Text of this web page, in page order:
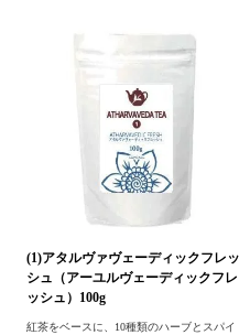
(1)アタルヴァヴェーディックフレッ
シュ（アーユルヴェーディックフレ
ッシュ）100g
紅茶をベースに、10種類のハーブとスパイ